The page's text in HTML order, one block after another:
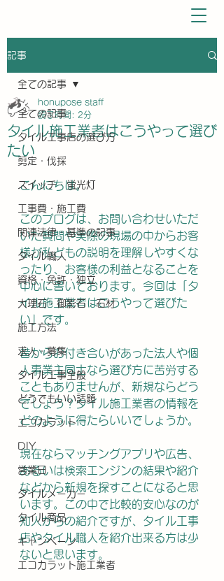
記事
全ての記事
タイル工事店の選び方
剪定・伐採
スイッチ・蛍光灯
工事費・施工費
関連法律・基準の記事
タイル職人
資格・免許・独立
大理石・御影石・石材
施工方法
求人・募集
タイル工事全般
どうでもいい話題
エコカラット
DIY
営業日
タイルメーカー
タイル商品
キャンペーン
エコカラット施工業者
全ての記事
タイル施工業者はこうやって選び
たい
honupose staff
読了時間: 2分
こんにちは。
このブログは、お問い合わせいただ
いた質問や実際の現場の中からお客
様が私どもの説明を理解しやすくな
ったり、お客様の利益となることを
中心に書いております。今回は「タ
イル施工業者はこうやって選びた
い」です。
昔からお付き合いがあった法人や個
人事業主同士なら選び方に苦労する
こともありませんが、新規ならどう
でしょう？タイル施工業者の情報を
どのように得たらいいでしょうか。
現在ならマッチングアプリや広告、
あるいは検索エンジンの結果や紹介
などから新規を探すことになると思
います。この中で比較的安心なのが
知人からの紹介ですが、タイル工事
店やタイル職人を紹介出来る方は少
ないと思います。